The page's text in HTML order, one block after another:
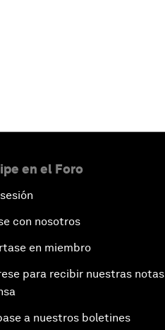
en el Foro
con nosotros
en miembro
para recibir nuestras notas
a nuestros boletines